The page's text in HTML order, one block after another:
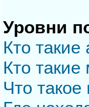
Уровни
Кто
Кто
Что такое